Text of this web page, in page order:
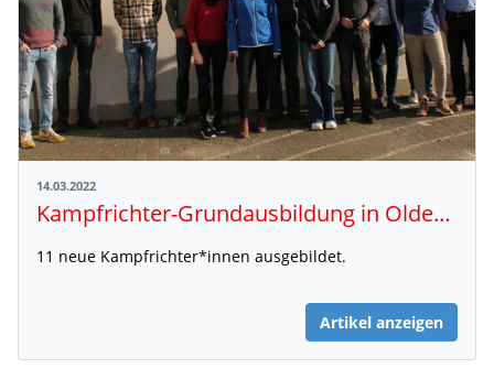
14.03.2022
Kampfrichter-Grundausbildung in Oldenburg
11 neue Kampfrichter*innen ausgebildet.
Artikel anzeigen